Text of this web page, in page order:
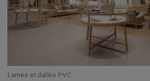
Lames et dalles PVC